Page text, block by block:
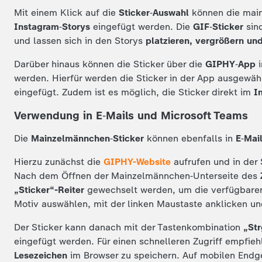
Mit einem Klick auf die Sticker‑Auswahl können die
Instagram‑Storys eingefügt werden. Die GIF‑Sticker
und lassen sich in den Storys platzieren, vergrößern
Darüber hinaus können die Sticker über die GIPHY‑App
werden. Hierfür werden die Sticker in der App
eingefügt. Zudem ist es möglich, die Sticker direkt im
Verwendung in E‑Mails und Microsoft Teams
Die Mainzelmännchen‑Sticker können ebenfalls in
Hierzu zunächst die GIPHY-Website aufrufen und in
Nach dem Öffnen der Mainzelmännchen‑Unterseite des
„Sticker“-Reiter gewechselt werden, um die
Motiv auswählen, mit der linken Maustaste anklicken
Der Sticker kann danach mit der Tastenkombination
eingefügt werden. Für einen schnelleren Zugriff
Lesezeichen im Browser zu speichern. Auf mobilen